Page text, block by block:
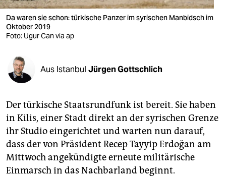
verlag
verlag
shop
fragen & hilfe
unterstützen
abo
genossenschaft
epaper login
Da waren sie schon: türkische Panzer im syrischen Manbidsch im
Oktober 2019
Foto: Ugur Can via ap
Aus Istanbul Jürgen Gottschlich
Der türkische Staatsrundfunk ist bereit. Sie haben
in Kilis, einer Stadt direkt an der syrischen Grenze
ihr Studio eingerichtet und warten nun darauf,
dass der von Präsident Recep Tayyip Erdoğan am
Mittwoch angekündigte erneute militärische
Einmarsch in das Nachbarland beginnt.